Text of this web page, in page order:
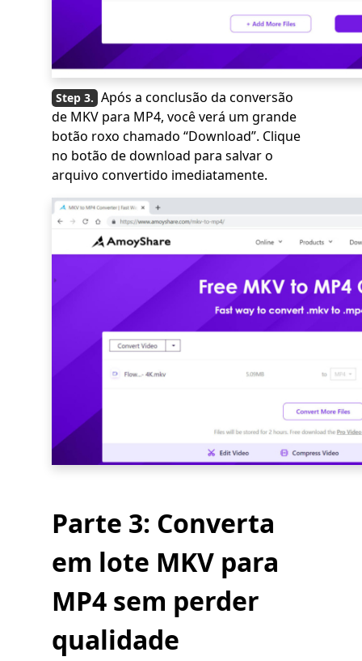
Após a conclusão da conversão
de MKV para MP4, você verá um grande
botão roxo chamado “Download”. Clique
no botão de download para salvar o
arquivo convertido imediatamente.
Parte 3: Converta
em lote MKV para
MP4 sem perder
qualidade